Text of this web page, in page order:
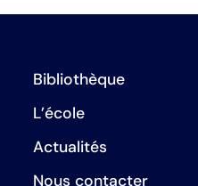
Bibliothèque
L’école
Actualités
Nous contacter